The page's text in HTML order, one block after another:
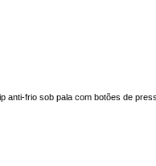
frio sob pala com botões de